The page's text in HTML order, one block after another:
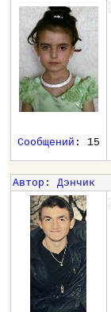
Сообщений : 15
Автор : Дэнчик